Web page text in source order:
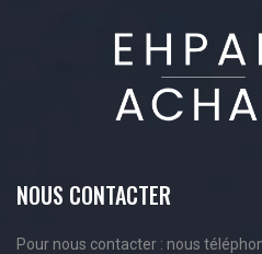
NOUS CONTACTER
Pour nous contacter : nous